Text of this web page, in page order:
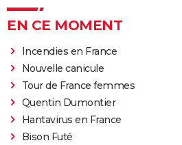
EN CE MOMENT
Incendies en France
Nouvelle canicule
Tour de France femmes
Quentin Dumontier
Hantavirus en France
Bison Futé